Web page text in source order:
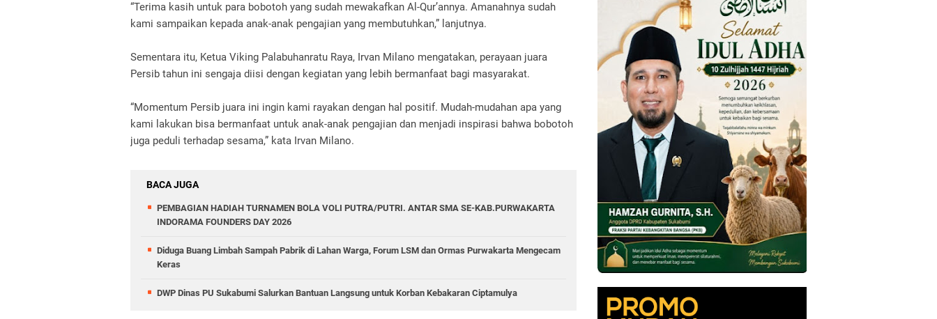
“Terima kasih untuk para bobotoh yang sudah mewakafkan Al-Qur’annya. Amanahnya sudah
kami sampaikan kepada anak-anak pengajian yang membutuhkan,” lanjutnya.
Sementara itu, Ketua Viking Palabuhanratu Raya, Irvan Milano mengatakan, perayaan juara
Persib tahun ini sengaja diisi dengan kegiatan yang lebih bermanfaat bagi masyarakat.
“Momentum Persib juara ini ingin kami rayakan dengan hal positif. Mudah-mudahan apa yang
kami lakukan bisa bermanfaat untuk anak-anak pengajian dan menjadi inspirasi bahwa bobotoh
juga peduli terhadap sesama,” kata Irvan Milano.
BACA JUGA
PEMBAGIAN HADIAH TURNAMEN BOLA VOLI PUTRA/PUTRI. ANTAR SMA SE-KAB.PURWAKARTA
INDORAMA FOUNDERS DAY 2026
Diduga Buang Limbah Sampah Pabrik di Lahan Warga, Forum LSM dan Ormas Purwakarta Mengecam
Keras
DWP Dinas PU Sukabumi Salurkan Bantuan Langsung untuk Korban Kebakaran Ciptamulya